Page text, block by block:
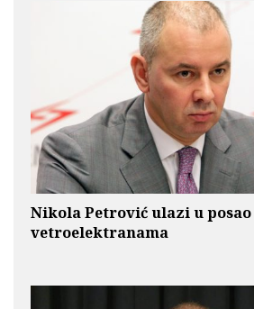
Nikola Petrović ulazi u posao
vetroelektranama